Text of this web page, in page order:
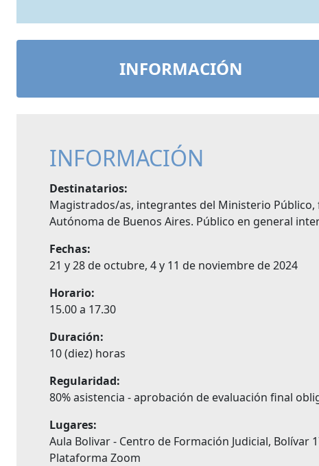
INFORMACIÓN
INFORMACIÓN
Destinatarios:
Magistrados/as, integrantes del Ministerio
Autónoma de Buenos Aires. Público en general
Fechas:
21 y 28 de octubre, 4 y 11 de noviembre de 2024
Horario:
15.00 a 17.30
Duración:
10 (diez) horas
Regularidad:
80% asistencia - aprobación de evaluación final
Lugares:
Aula Bolivar - Centro de Formación Judicial, Bolívar
Plataforma Zoom